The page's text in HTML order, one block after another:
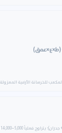
ر حسب العمق ونوع التربة.